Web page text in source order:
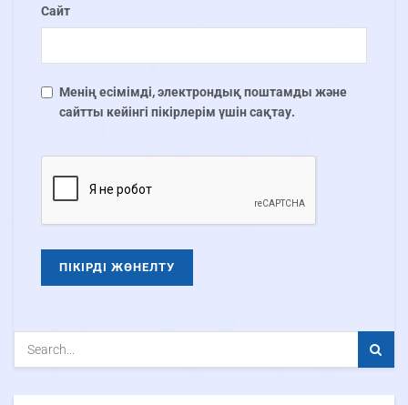
Сайт
Менің есімімді, электрондық поштамды және
сайтты кейінгі пікірлерім үшін сақтау.